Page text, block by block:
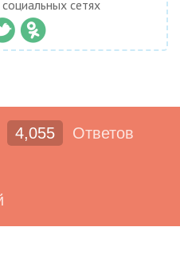
сетях
4,055
Ответов